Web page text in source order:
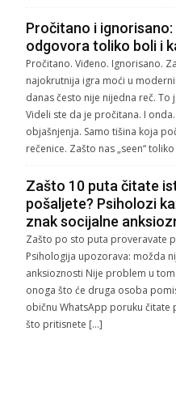
Pročitano i ignorisano:
odgovora toliko boli i
Pročitano. Viđeno. Ignorisano.
najokrutnija igra moći u
danas često nije nijedna reč. To
Videli ste da je pročitana. I
objašnjenja. Samo tišina koja
rečenice. Zašto nas „seen“
Zašto 10 puta čitate
pošaljete? Psiholozi
znak socijalne
Zašto po sto puta proveravate
Psihologija upozorava: možda
anksioznosti Nije problem u
onoga što će druga osoba
običnu WhatsApp poruku čitate
što pritisnete […]